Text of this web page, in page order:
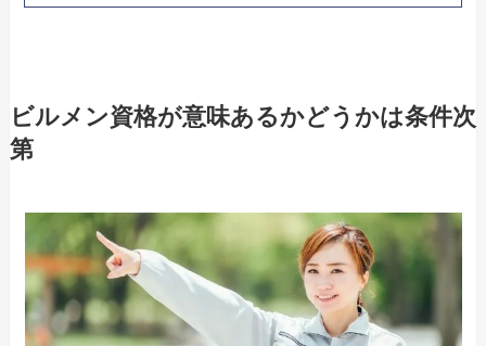
ビルメン資格が意味あるかどうかは条件次
第